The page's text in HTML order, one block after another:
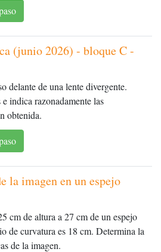
(junio 2026) - bloque C -
delante de una lente divergente.
indica razonadamente las
obtenida.
la imagen en un espejo
cm de altura a 27 cm de un espejo
de curvatura es 18 cm. Determina la
de la imagen.